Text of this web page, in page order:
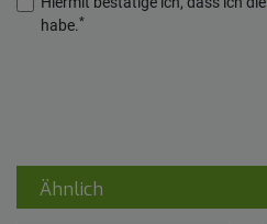
habe.*
Ähnlich